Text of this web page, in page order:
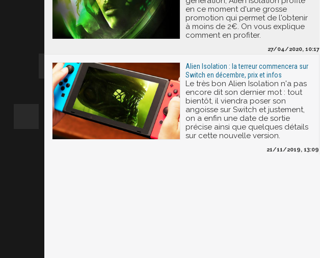
en ce moment d'une grosse
promotion qui permet de l'obtenir
à moins de 2€. On vous explique
comment en profiter.
27/04/2020, 10:17
Alien Isolation : la terreur commencera sur
Switch en décembre, prix et infos
Le très bon Alien Isolation n'a pas
encore dit son dernier mot : tout
bientôt, il viendra poser son
angoisse sur Switch et justement,
on a enfin une date de sortie
précise ainsi que quelques détails
sur cette nouvelle version.
21/11/2019, 13:09